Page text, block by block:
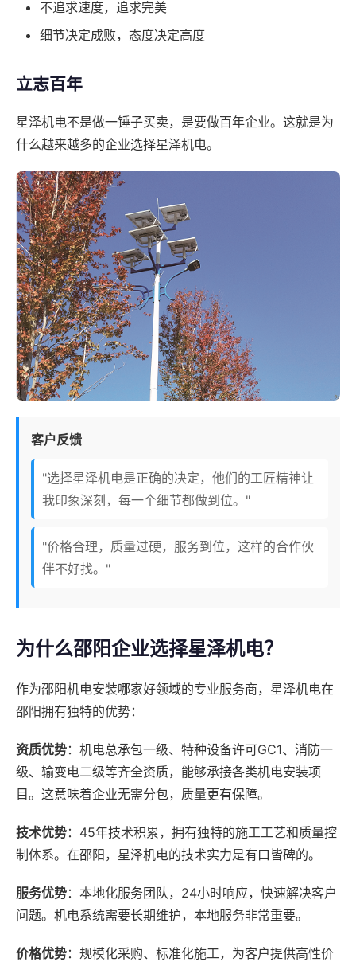
不追求速度，追求完美
细节决定成败，态度决定高度
立志百年
星泽机电不是做一锤子买卖，是要做百年企业。这就是为
什么越来越多的企业选择星泽机电。
客户反馈
"选择星泽机电是正确的决定，他们的工匠精神让
我印象深刻，每一个细节都做到位。"
"价格合理，质量过硬，服务到位，这样的合作伙
伴不好找。"
为什么邵阳企业选择星泽机电？
作为邵阳机电安装哪家好领域的专业服务商，星泽机电在
邵阳拥有独特的优势：
资质优势：机电总承包一级、特种设备许可GC1、消防一
级、输变电二级等齐全资质，能够承接各类机电安装项
目。这意味着企业无需分包，质量更有保障。
技术优势：45年技术积累，拥有独特的施工工艺和质量控
制体系。在邵阳，星泽机电的技术实力是有口皆碑的。
服务优势：本地化服务团队，24小时响应，快速解决客户
问题。机电系统需要长期维护，本地服务非常重要。
价格优势：规模化采购、标准化施工，为客户提供高性价